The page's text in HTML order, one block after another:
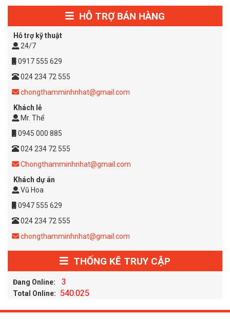
HỖ TRỢ BÁN HÀNG
Hỗ trợ kỹ thuật
24/7
0917 555 629
024 234 72 555
chongthamminhnhat@gmail.com
Khách lẻ
Mr. Thể
0945 000 885
024 234 72 555
Chongthamminhnhat@gmail.com
Khách dự án
Vũ Hoa
0947 555 629
024 234 72 555
chongthamminhnhat@gmail.com
THỐNG KÊ TRUY CẬP
Đang Online: 3
Total Online: 540.025